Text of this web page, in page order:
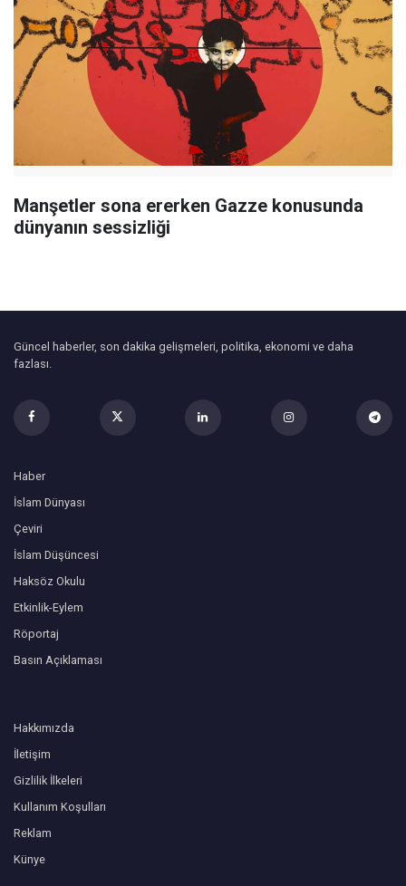
Manşetler sona ererken Gazze konusunda
dünyanın sessizliği
Güncel haberler, son dakika gelişmeleri, politika, ekonomi ve daha
fazlası.
Haber
İslam Dünyası
Çeviri
İslam Düşüncesi
Haksöz Okulu
Etkinlik-Eylem
Röportaj
Basın Açıklaması
Hakkımızda
İletişim
Gizlilik İlkeleri
Kullanım Koşulları
Reklam
Künye